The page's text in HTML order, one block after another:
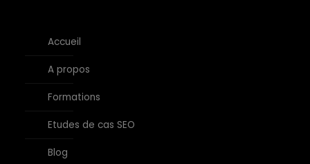
Accueil
A propos
Formations
Etudes de cas SEO
Blog